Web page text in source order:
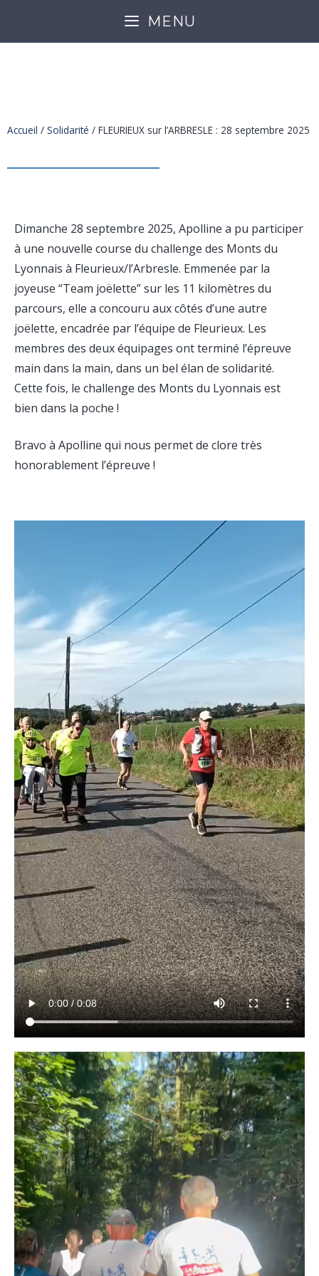
MENU
Accueil / Solidarité / FLEURIEUX sur l’ARBRESLE : 28 septembre 2025
Dimanche 28 septembre 2025, Apolline a pu participer
à une nouvelle course du challenge des Monts du
Lyonnais à Fleurieux/l’Arbresle. Emmenée par la
joyeuse “Team joëlette” sur les 11 kilomètres du
parcours, elle a concouru aux côtés d’une autre
joëlette, encadrée par l’équipe de Fleurieux. Les
membres des deux équipages ont terminé l’épreuve
main dans la main, dans un bel élan de solidarité.
Cette fois, le challenge des Monts du Lyonnais est
bien dans la poche !
Bravo à Apolline qui nous permet de clore très
honorablement l’épreuve !